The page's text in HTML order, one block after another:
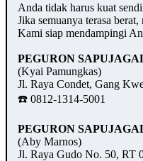
Anda tidak harus kuat
Jika semuanya terasa
Kami siap mendampingi
PEGURON
(Kyai Pamungkas)
Jl. Raya Condet, Gang
☎️ 0812-1314-5001
PEGURON
(Aby Marnos)
Jl. Raya Gudo No. 50, RT